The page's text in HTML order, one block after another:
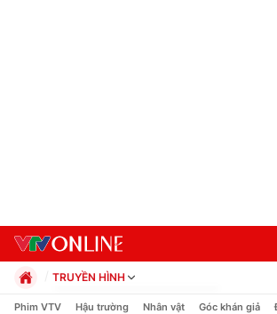
TRUYỀN HÌNH
Chính trị
Phim VTV Hậu trường Nhân vật Góc khán giả